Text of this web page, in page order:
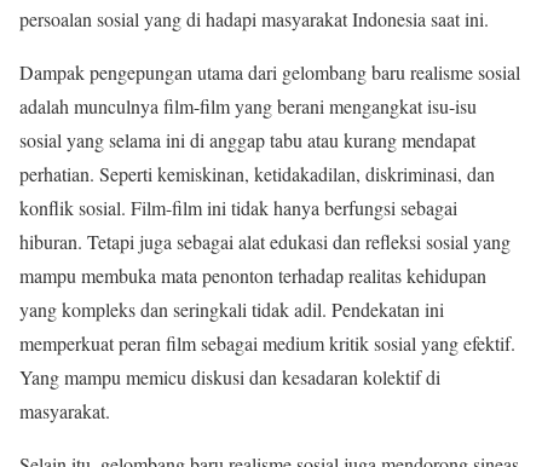
persoalan sosial yang di hadapi masyarakat Indonesia saat ini.
Dampak pengepungan utama dari gelombang baru realisme sosial
adalah munculnya film-film yang berani mengangkat isu-isu
sosial yang selama ini di anggap tabu atau kurang mendapat
perhatian. Seperti kemiskinan, ketidakadilan, diskriminasi, dan
konflik sosial. Film-film ini tidak hanya berfungsi sebagai
hiburan. Tetapi juga sebagai alat edukasi dan refleksi sosial yang
mampu membuka mata penonton terhadap realitas kehidupan
yang kompleks dan seringkali tidak adil. Pendekatan ini
memperkuat peran film sebagai medium kritik sosial yang efektif.
Yang mampu memicu diskusi dan kesadaran kolektif di
masyarakat.